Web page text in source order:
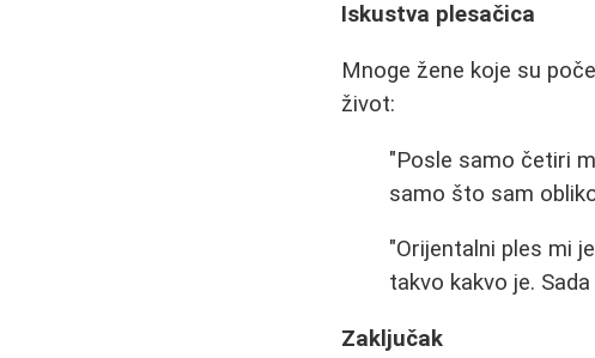
Iskustva plesačica
Mnoge žene koje su
život:
"Posle samo četiri
samo što sam
"Orijentalni ples mi
takvo kakvo je.
Zaključak